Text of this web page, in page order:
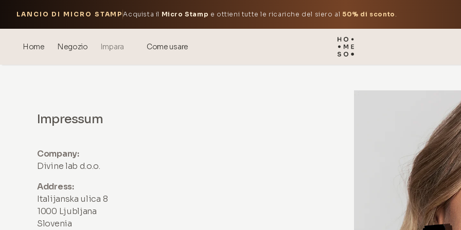
LANCIO DI MICRO STAMPAcquista il Micro Stamp e ottieni tutte le ricariche del siero al 50% di sconto .
Home Negozio Impara
Domande Frequenti
Come usare
Impressum
Company:
Divine lab d.o.o.
Address:
Italijanska ulica 8
1000 Ljubljana
Slovenia